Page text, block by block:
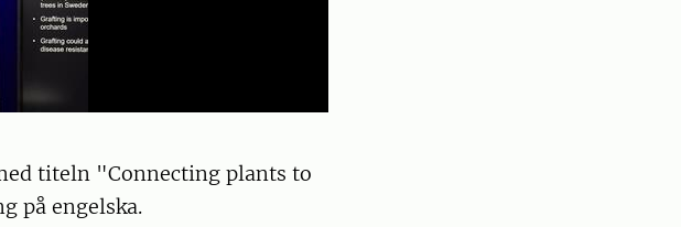
titeln "Connecting plants to
på engelska.